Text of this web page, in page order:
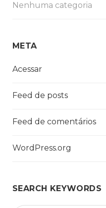
Nenhuma categoria
META
Acessar
Feed de posts
Feed de comentários
WordPress.org
SEARCH KEYWORDS